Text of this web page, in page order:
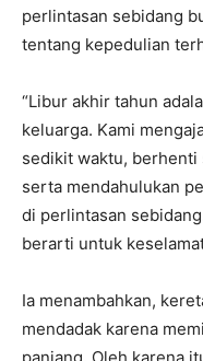
perlintasan sebidang
tentang kepedulian
“Libur akhir tahun
keluarga. Kami
sedikit waktu, berhenti
serta mendahulukan
di perlintasan
berarti untuk
Ia menambahkan,
mendadak karena